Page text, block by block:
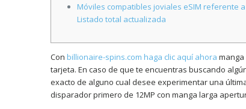
Móviles compatibles joviales eSIM referente a
Listado total actualizada
Con billionaire-spins.com haga clic aquí ahora
tarjeta. En caso de que te encuentras buscando
exacto de alguno cual desee experimentar una
disparador primero de 12MP con manga larga